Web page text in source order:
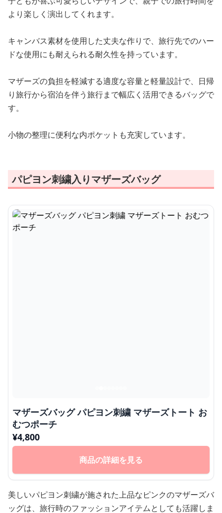
より楽しく演出してくれます。
キャンバス素材を使用した丈夫な作りで、旅行先でのハー
ドな使用にも耐えられる耐久性を持っています。
マザーズの負担を軽減する適度な容量と軽量設計で、日帰
り旅行から宿泊を伴う旅行まで幅広く活用できるバッグで
す。
小物の整理に便利な内ポケットも充実しています。
パピヨン刺繍入りマザーズバッグ
マザーズバッグ パピヨン刺繍 マザーズトート お
むつポーチ
¥4,800
商品の詳細を見る
美しいパピヨン刺繍が施された上品なピンクのマザーズバ
ッグは、旅行時のファッションアイテムとしても活躍しま